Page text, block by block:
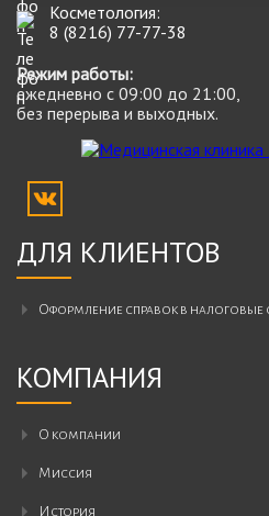
Косметология:
8 (8216) 77-77-38
Режим работы:
ежедневно с 09:00 до 21:00,
без перерыва и выходных.
ДЛЯ КЛИЕНТОВ
Оформление справок в налоговые
КОМПАНИЯ
О компании
Миссия
История